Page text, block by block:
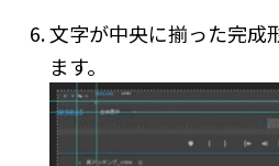
文字が中央に揃った完成
ます。